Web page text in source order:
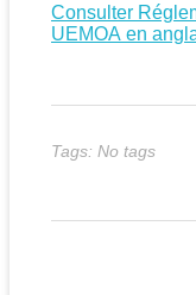
Consulter
UEMOA en
Tags: No tags